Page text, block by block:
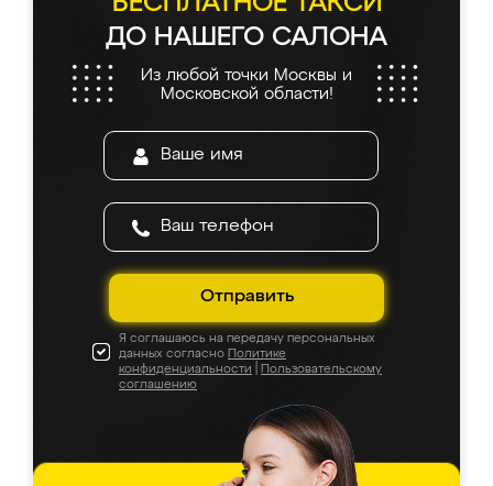
ДО НАШЕГО САЛОНА
Из любой точки Москвы и
Московской области!
Отправить
Я соглашаюсь на передачу персональных
данных согласно Политике
конфиденциальности
Пользовательскому
соглашению